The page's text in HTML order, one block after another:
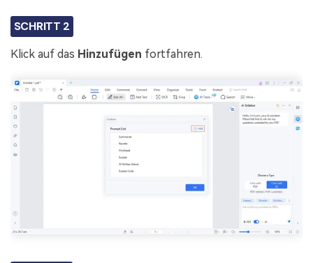
SCHRITT 2
Klick auf das Hinzufügen fortfahren.